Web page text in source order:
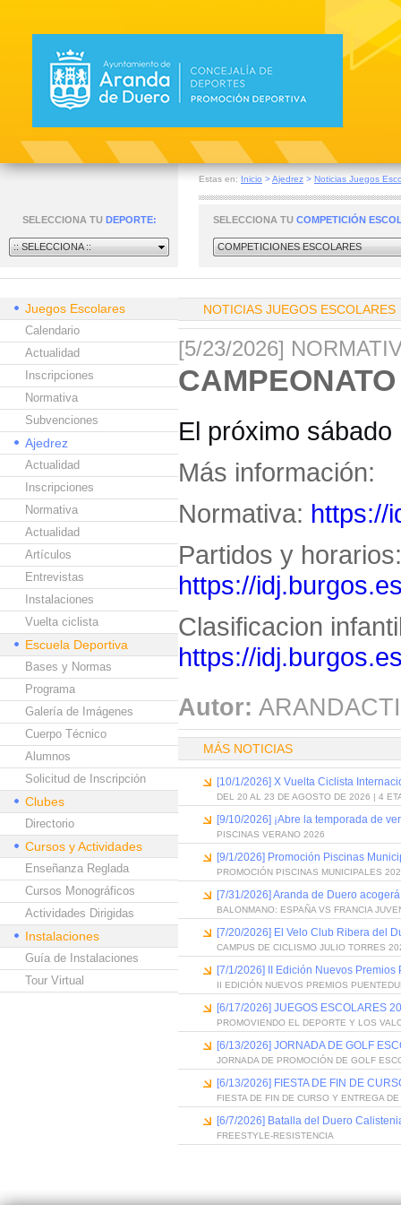
Estas en: Inicio >Ajedrez > Noticias Juegos
SELECCIONA TU DEPORTE:
:: SELECCIONA ::
SELECCIONA TU COMPETICIÓN
COMPETICIONES ESCOLARES
Juegos Escolares
Calendario
Actualidad
Inscripciones
Normativa
Subvenciones
Ajedrez
Actualidad
Inscripciones
Normativa
Actualidad
Artículos
Entrevistas
Instalaciones
Vuelta ciclista
Escuela Deportiva
Bases y Normas
Programa
Galería de Imágenes
Cuerpo Técnico
Alumnos
Solicitud de Inscripción
Clubes
Directorio
Cursos y Actividades
Enseñanza Reglada
Cursos Monográficos
Actividades Dirigidas
Instalaciones
Guía de Instalaciones
Tour Virtual
NOTICIAS JUEGOS ESCOLARES
[5/23/2026]
El próximo
Más información:
Normativa: https://
Partidos y horarios:
https://
Clasificacion
https://
Autor:
MÁS NOTICIAS
[10/1/2026] X Vuelta Ciclista
DEL 20 AL 23 DE AGOSTO DE 2026 | 4
[9/10/2026] ¡Abre la temporada de
PISCINAS VERANO 2026
[9/1/2026] Promoción Piscinas
PROMOCIÓN PISCINAS MUNICIPALES
[7/31/2026] Aranda de Duero
BALONMANO: ESPAÑA VS FRANCIA
[7/20/2026] El Velo Club Ribera del
CAMPUS DE CICLISMO JULIO TORRES
[7/1/2026] II Edición Nuevos Premios
II EDICIÓN NUEVOS PREMIOS
[6/17/2026] JUEGOS ESCOLARES
PROMOVIENDO EL DEPORTE Y LOS
[6/13/2026] JORNADA DE GOLF
JORNADA DE PROMOCIÓN DE GOLF
[6/13/2026] FIESTA DE FIN DE
FIESTA DE FIN DE CURSO Y ENTREGA
[6/7/2026] Batalla del Duero
FREESTYLE-RESISTENCIA